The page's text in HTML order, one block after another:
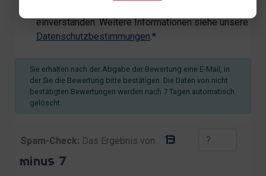
einverstanden. Weitere Informationen siehe unsere
Datenschutzbestimmungen.*
Sie erhalten nach der Abgabe der Bewertung eine E-Mail, in
der Sie die Bewertung bitte bestätigen. Die Daten von nicht
bestätigten Bewertungen werden nach 7 Tagen automatisch
gelöscht.
Spam-Check: Das Ergebnis von